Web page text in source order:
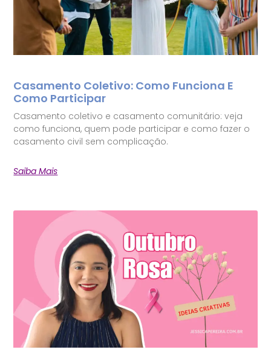
Casamento Coletivo: Como Funciona E
Como Participar
Casamento coletivo e casamento comunitário: veja
como funciona, quem pode participar e como fazer o
casamento civil sem complicação.
Saiba Mais